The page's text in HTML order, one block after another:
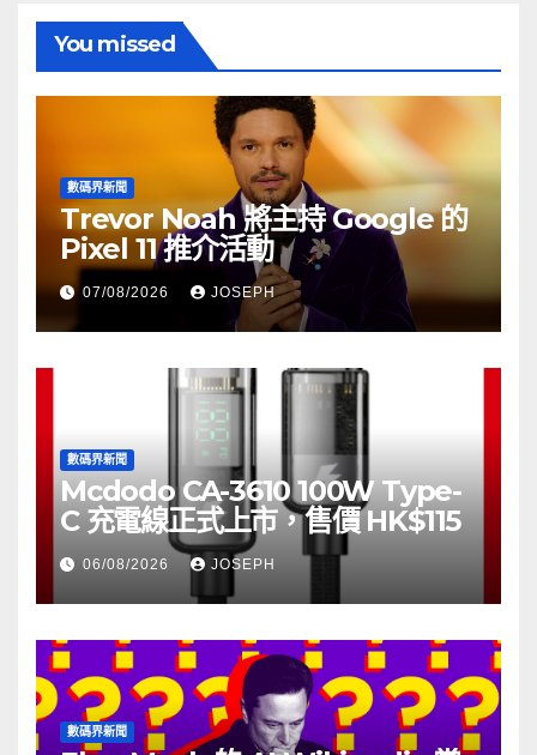
You missed
數碼界新聞
Trevor Noah 將主持 Google 的
Pixel 11 推介活動
07/08/2026 JOSEPH
數碼界新聞
Mcdodo CA-3610 100W Type-
C 充電線正式上市，售價 HK$115
06/08/2026 JOSEPH
數碼界新聞